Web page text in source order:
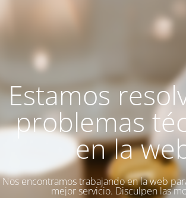
Estamos
problemas
en la
Nos encontramos trabajando en la web
mejor servicio. Disculpen las